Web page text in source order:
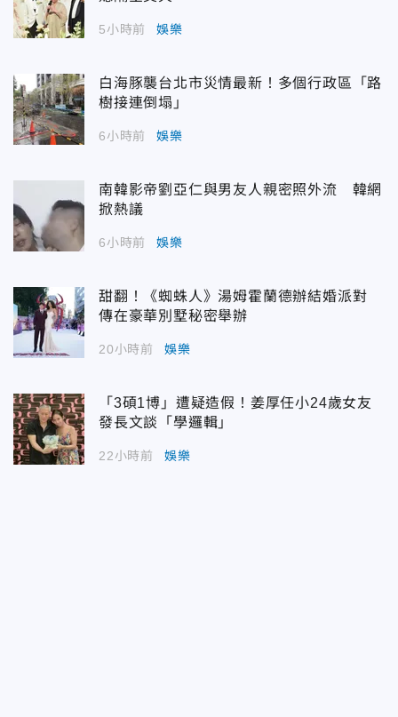
5小時前 娛樂
白海豚襲台北市災情最新！多個行政區「路
樹接連倒塌」
6小時前 娛樂
南韓影帝劉亞仁與男友人親密照外流 韓網
掀熱議
6小時前 娛樂
甜翻！《蜘蛛人》湯姆霍蘭德辦結婚派對
傳在豪華別墅秘密舉辦
20小時前 娛樂
「3碩1博」遭疑造假！姜厚任小24歲女友
發長文談「學邏輯」
22小時前 娛樂